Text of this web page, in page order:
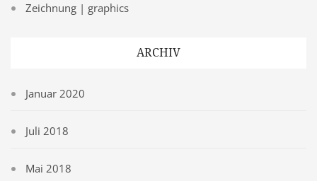
Zeichnung | graphics
ARCHIV
Januar 2020
Juli 2018
Mai 2018